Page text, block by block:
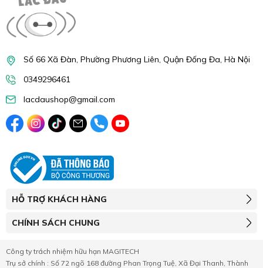
Số 66 Xã Đàn, Phường Phương Liên, Quận Đống Đa, Hà Nội
0349296461
lacdaushop@gmail.com
HỖ TRỢ KHÁCH HÀNG
CHÍNH SÁCH CHUNG
Công ty trách nhiệm hữu hạn MAGITECH
Trụ sở chính : Số 72 ngõ 168 đường Phan Trọng Tuệ, Xã Đại Thanh, Thành